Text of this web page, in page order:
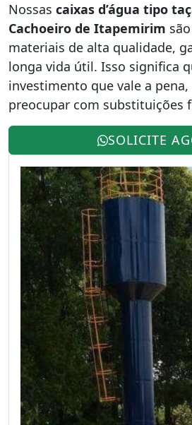
Nossas caixas d’água tipo
Cachoeiro de Itapemirim
materiais de alta qualidade,
longa vida útil. Isso significa
investimento que vale a
preocupar com substituições
SOLICITE